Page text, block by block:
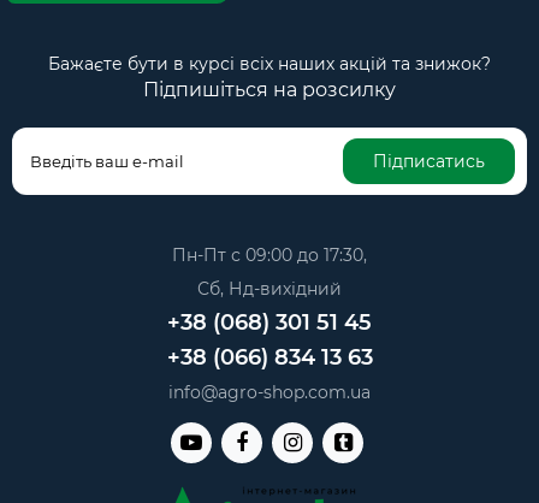
Бажаєте бути в курсі всіх наших акцій та знижок?
Підпишіться на розсилку
Підписатись
Пн-Пт с 09:00 до 17:30,
Сб, Нд-вихідний
+38 (068) 301 51 45
+38 (066) 834 13 63
info@agro-shop.com.ua